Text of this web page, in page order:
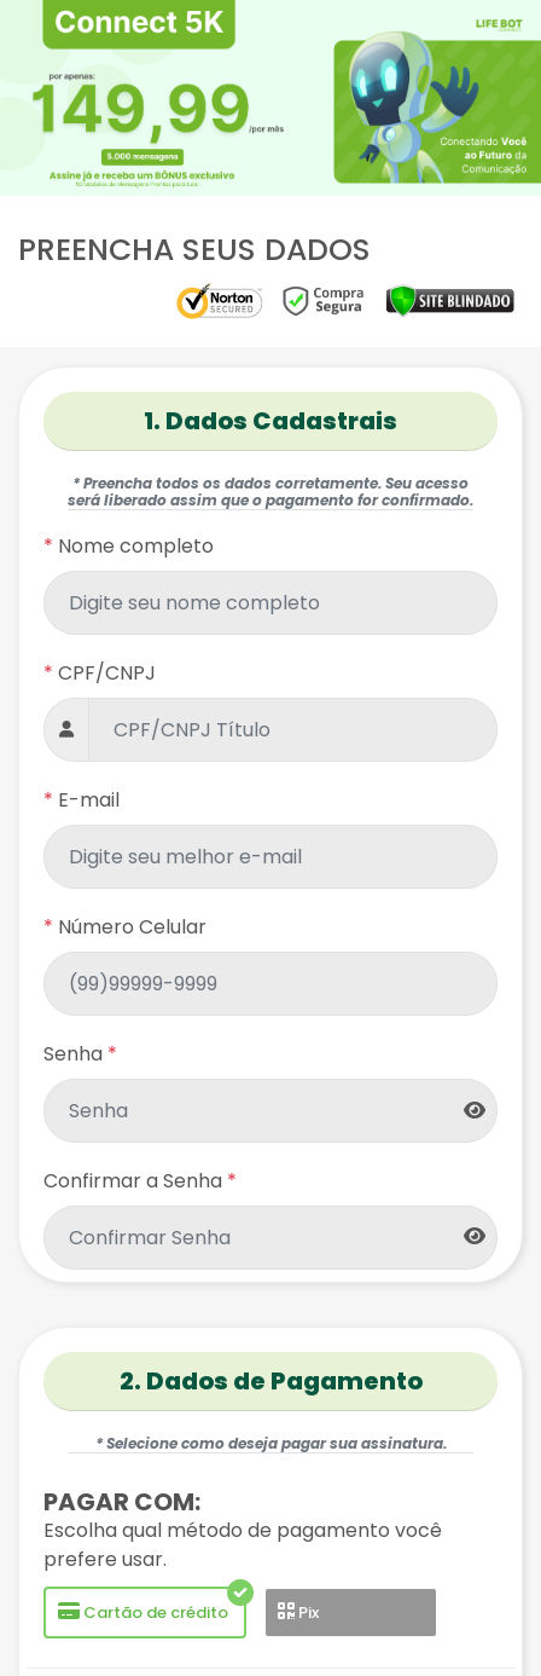
PREENCHA SEUS DADOS
1. Dados Cadastrais
* Preencha todos os dados corretamente. Seu acesso
será liberado assim que o pagamento for confirmado.
* Nome completo
* CPF/CNPJ
* E-mail
* Número Celular
Senha *
Confirmar a Senha *
2. Dados de Pagamento
* Selecione como deseja pagar sua assinatura.
PAGAR COM:
Escolha qual método de pagamento você
prefere usar.
Cartão de crédito Pix